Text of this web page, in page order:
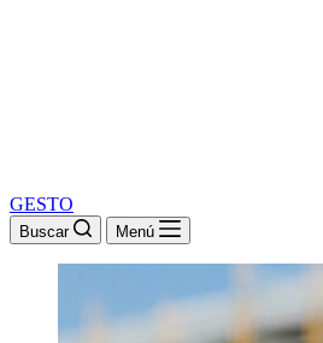
GESTO
Buscar Menú